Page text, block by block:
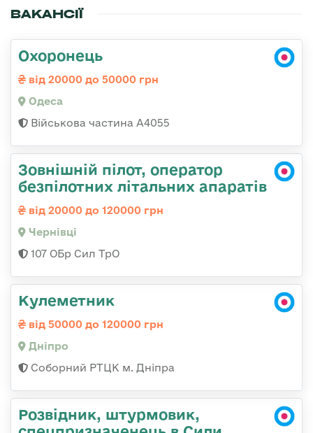
ВАКАНСІЇ
Охоронець
від 20000 до 50000 грн
Одеса
Військова частина А4055
Зовнішній пілот, оператор
безпілотних літальних апаратів
від 20000 до 120000 грн
Чернівці
107 ОБр Сил ТрО
Кулеметник
від 50000 до 120000 грн
Дніпро
Соборний РТЦК м. Дніпра
Розвідник, штурмовик,